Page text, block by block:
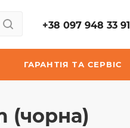
+38 097 948 33 91
ГАРАНТІЯ ТА СЕРВІС
(чорна)